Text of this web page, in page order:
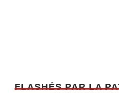
FLASHÉS PAR LA